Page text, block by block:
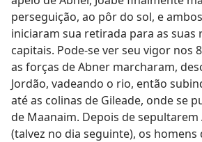
perseguição, ao pôr do sol, e
iniciaram sua retirada para as suas
capitais. Pode-se ver seu vigor nos
as forças de Abner marcharam,
Jordão, vadeando o rio, então
até as colinas de Gileade, onde se
de Maanaim. Depois de sepultarem
(talvez no dia seguinte), os homens